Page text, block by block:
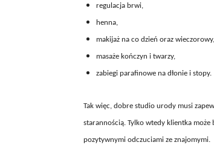
regulacja brwi,
henna,
makijaż na co dzień oraz wieczorowy,
masaże kończyn i twarzy,
zabiegi parafinowe na dłonie i stopy.
Tak więc, dobre studio urody musi
starannością. Tylko wtedy klientka
pozytywnymi odczuciami ze znajomymi.